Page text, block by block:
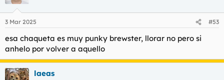
e
:
3 Mar 2025 #53
esa chaqueta es muy punky brewster, llorar no pero si
anhelo por volver a aquello
laeas